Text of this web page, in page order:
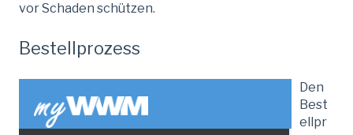
vor Schaden schützen.
Bestellprozess
Den
Best
ellpr